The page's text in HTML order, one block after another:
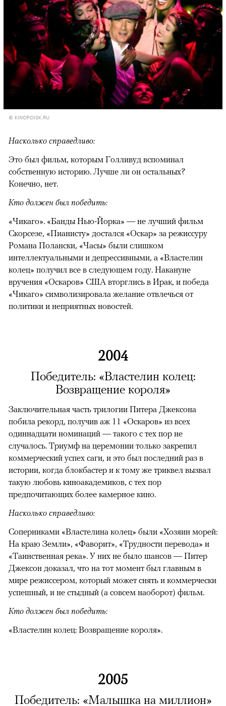
© KINOPOISK.RU
Насколько справедливо:
Это был фильм, которым Голливуд вспоминал
собственную историю. Лучше ли он остальных?
Конечно, нет.
Кто должен был победить:
«Чикаго». «Банды Нью-Йорка» — не лучший фильм
Скорсезе, «Пианисту» достался «Оскар» за режиссуру
Романа Полански, «Часы» были слишком
интеллектуальными и депрессивными, а «Властелин
колец» получил все в следующем году. Накануне
вручения «Оскаров» США вторглись в Ирак, и победа
«Чикаго» символизировала желание отвлечься от
политики и неприятных новостей.
2004
Победитель: «Властелин колец:
Возвращение короля»
Заключительная часть трилогии Питера Джексона
побила рекорд, получив аж 11 «Оскаров» из всех
одиннадцати номинаций — такого с тех пор не
случалось. Триумф на церемонии только закрепил
коммерческий успех саги, и это был последний раз в
истории, когда блокбастер и к тому же триквел вызвал
такую любовь киноакадемиков, с тех пор
предпочитающих более камерное кино.
Насколько справедливо:
Соперниками «Властелина колец» были «Хозяин морей:
На краю Земли», «Фаворит», «Трудности перевода» и
«Таинственная река». У них не было шансов — Питер
Джексон доказал, что на тот момент был главным в
мире режиссером, который может снять и коммерчески
успешный, и не стыдный (а совсем наоборот) фильм.
Кто должен был победить:
«Властелин колец: Возвращение короля».
2005
Победитель: «Малышка на миллион»